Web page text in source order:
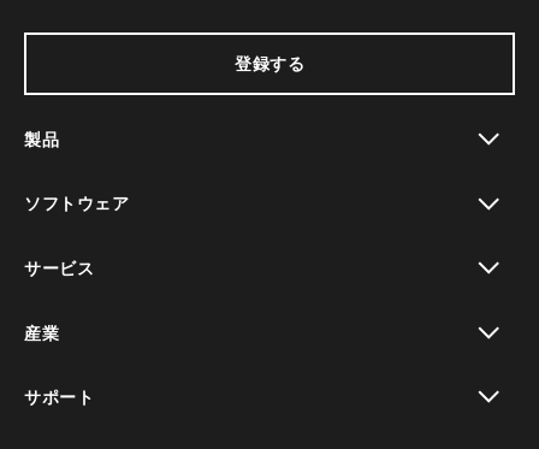
登録する
製品
ソフトウェア
サービス
産業
サポート